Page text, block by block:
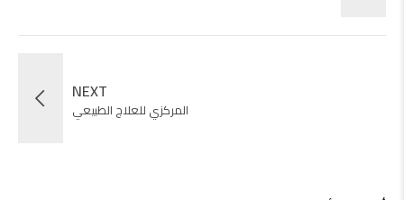
NEXT
المركزي للعلاج الطبيعي